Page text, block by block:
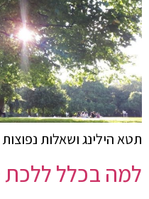
תטא הילינג ושאלות נפוצות
למה בכלל ללכת